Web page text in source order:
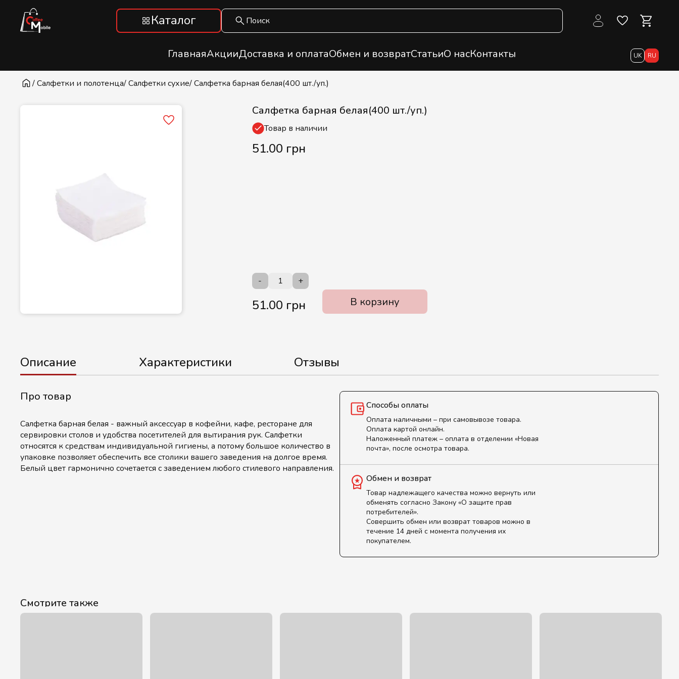
Каталог
ГлавнаяАкцииДоставка и оплатаОбмен и возвратСтатьиО насКонтакты UK RU
/ Салфетки и полотенца/ Салфетки сухие/ Салфетка барная белая(400 шт./уп.)
Салфетка барная белая(400 шт./уп.)
Товар в наличии
51.00 грн
- +
51.00 грн В корзину
Описание Характеристики Отзывы
Про товар
Салфетка барная белая - важный аксессуар в кофейни, кафе, ресторане для
сервировки столов и удобства посетителей для вытирания рук. Салфетки
относятся к средствам индивидуальной гигиены, а потому большое количество в
упаковке позволяет обеспечить все столики вашего заведения на долгое время.
Белый цвет гармонично сочетается с заведением любого стилевого направления.
Способы оплаты
Оплата наличными – при самовывозе товара.
Оплата картой онлайн.
Наложенный платеж – оплата в отделении «Новая
почта», после осмотра товара.
Обмен и возврат
Товар надлежащего качества можно вернуть или
обменять согласно Закону «О защите прав
потребителей».
Совершить обмен или возврат товаров можно в
течение 14 дней с момента получения их
покупателем.
Смотрите также